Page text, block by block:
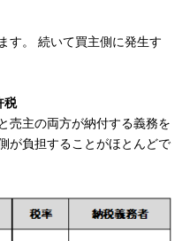
す。 続いて買主側に発生す
税
売主の両方が納付する義務を
が負担することがほとんどで